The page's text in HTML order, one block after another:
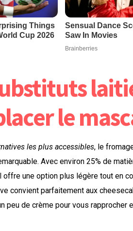
le
les plus accessibles, le
Avec environ 25% de
offre une option plus légère tout en
convient parfaitement aux
peu de crème pour vous rapprocher